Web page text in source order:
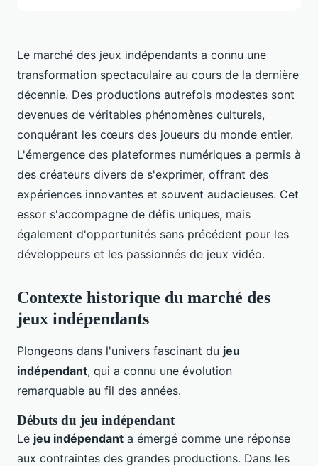
Le marché des jeux indépendants a connu une
transformation spectaculaire au cours de la dernière
décennie. Des productions autrefois modestes sont
devenues de véritables phénomènes culturels,
conquérant les cœurs des joueurs du monde entier.
L'émergence des plateformes numériques a permis à
des créateurs divers de s'exprimer, offrant des
expériences innovantes et souvent audacieuses. Cet
essor s'accompagne de défis uniques, mais
également d'opportunités sans précédent pour les
développeurs et les passionnés de jeux vidéo.
Contexte historique du marché des
jeux indépendants
Plongeons dans l'univers fascinant du jeu
indépendant, qui a connu une évolution
remarquable au fil des années.
Débuts du jeu indépendant
Le jeu indépendant a émergé comme une réponse
aux contraintes des grandes productions. Dans les